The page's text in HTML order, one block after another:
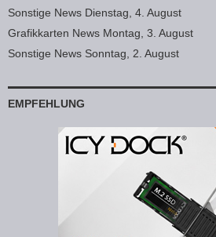
Sonstige News Dienstag, 4. August
Grafikkarten News Montag, 3. August
Sonstige News Sonntag, 2. August
EMPFEHLUNG